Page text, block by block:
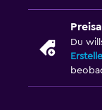
Du